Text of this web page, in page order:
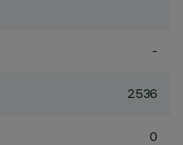
-
2536
0